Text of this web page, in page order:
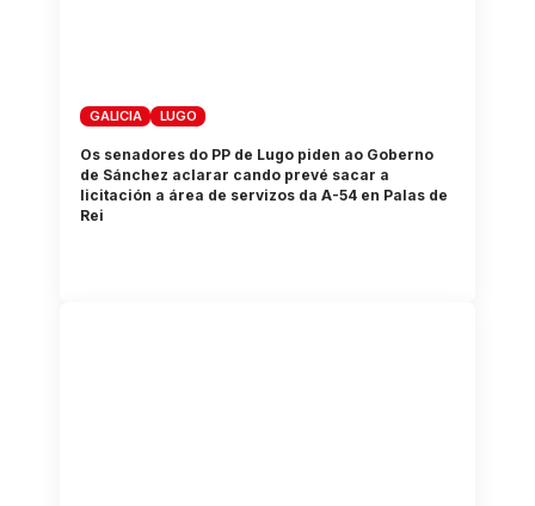
GALICIA LUGO
Os senadores do PP de Lugo piden ao Goberno
de Sánchez aclarar cando prevé sacar a
licitación a área de servizos da A-54 en Palas de
Rei